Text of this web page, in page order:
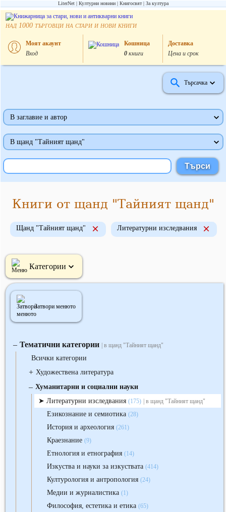
LiterNet Културни новини Книгосвят За култура
над 1000 търговци на стари и нови книги
Моят акаунт
Вход
Кошница
0книги
Доставка
Цена и срок
Търсачка
В заглавие и автор
В щанд "Тайният щанд"
Книги от щанд "Тайният щанд"
Щанд "Тайният щанд" Литературни изследвания
Категории
Затвори менюто
‒ Тематични категории | в щанд "Тайният щанд"
Всички категории
+ Художествена литература
‒ Хуманитарни и социални науки
Литературни изследвания (175) | в щанд "Тайният щанд"
Езикознание и семиотика (28)
История и археология (261)
Краезнание (9)
Етнология и етнография (14)
Изкуства и науки за изкуствата (414)
Културология и антропология (24)
Медии и журналистика (1)
Философия, естетика и етика (65)